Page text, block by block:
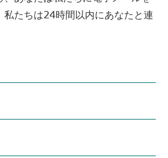
私たちは24時間以内にあなたと連